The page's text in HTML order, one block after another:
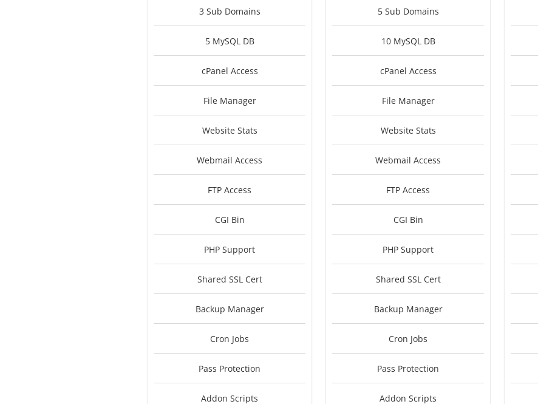
3 Sub Domains
5 MySQL DB
cPanel Access
File Manager
Website Stats
Webmail Access
FTP Access
CGI Bin
PHP Support
Shared SSL Cert
Backup Manager
Cron Jobs
Pass Protection
Addon Scripts
5 Sub Domains
10 MySQL DB
cPanel Access
File Manager
Website Stats
Webmail Access
FTP Access
CGI Bin
PHP Support
Shared SSL Cert
Backup Manager
Cron Jobs
Pass Protection
Addon Scripts